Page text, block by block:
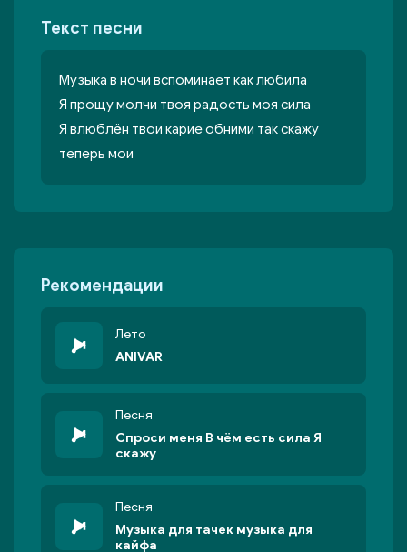
Текст песни
Музыка в ночи вспоминает как любила
Я прощу молчи твоя радость моя сила
Я влюблён твои карие обними так скажу
теперь мои
Рекомендации
Лето
ANIVAR
Песня
Спроси меня В чём есть сила Я
скажу
Песня
Музыка для тачек музыка для
кайфа